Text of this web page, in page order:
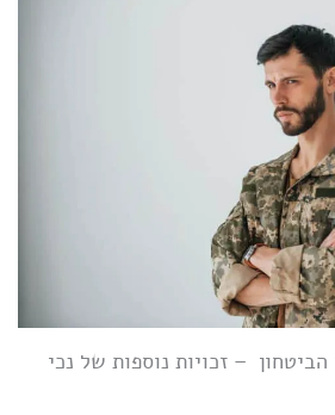
– זכויות נוספות של נכי